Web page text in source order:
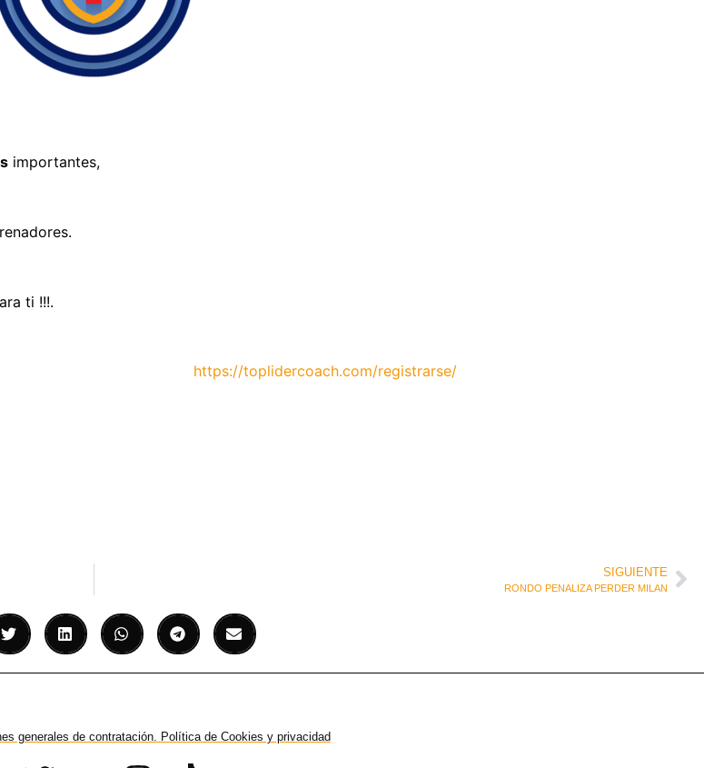
importantes,
ti !!!.
https://toplidercoach.com/registrarse/
SIGUIENTE
RONDO PENALIZA PERDER MILAN
generales de contratación. Política de Cookies y privacidad